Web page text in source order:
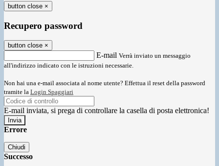
button close ×
Recupero password
button close ×
E-mail Verrà inviato un messaggio
all'indirizzo indicato con le istruzioni necessarie.
Non hai una e-mail associata al nome utente? Effettua il reset della password
tramite la Login Spaggiari
E-mail inviata, si prega di controllare la casella di posta elettronica!
Errore
Chiudi
Successo